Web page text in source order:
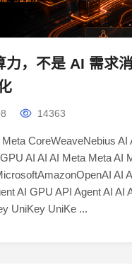
力，不是 AI 需求
14363
CoreWeaveNebius AI
AI AI AI Meta Meta AI
AI
AI GPU API Agent AI AI
UniKey UniKe ...